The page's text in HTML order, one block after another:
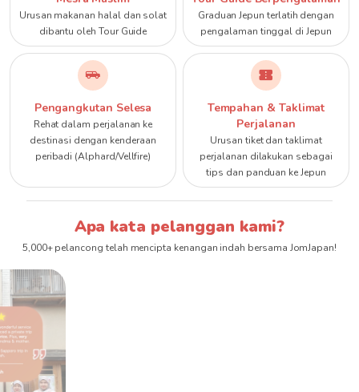
Urusan makanan halal dan solat
dibantu oleh Tour Guide
Graduan Jepun terlatih dengan
pengalaman tinggal di Jepun
Pengangkutan Selesa
Rehat dalam perjalanan ke
destinasi dengan kenderaan
peribadi (Alphard/Vellfire)
Tempahan & Taklimat
Perjalanan
Urusan tiket dan taklimat
perjalanan dilakukan sebagai
tips dan panduan ke Jepun
Apa kata pelanggan kami?
5,000+ pelancong telah mencipta kenangan indah bersama JomJapan!